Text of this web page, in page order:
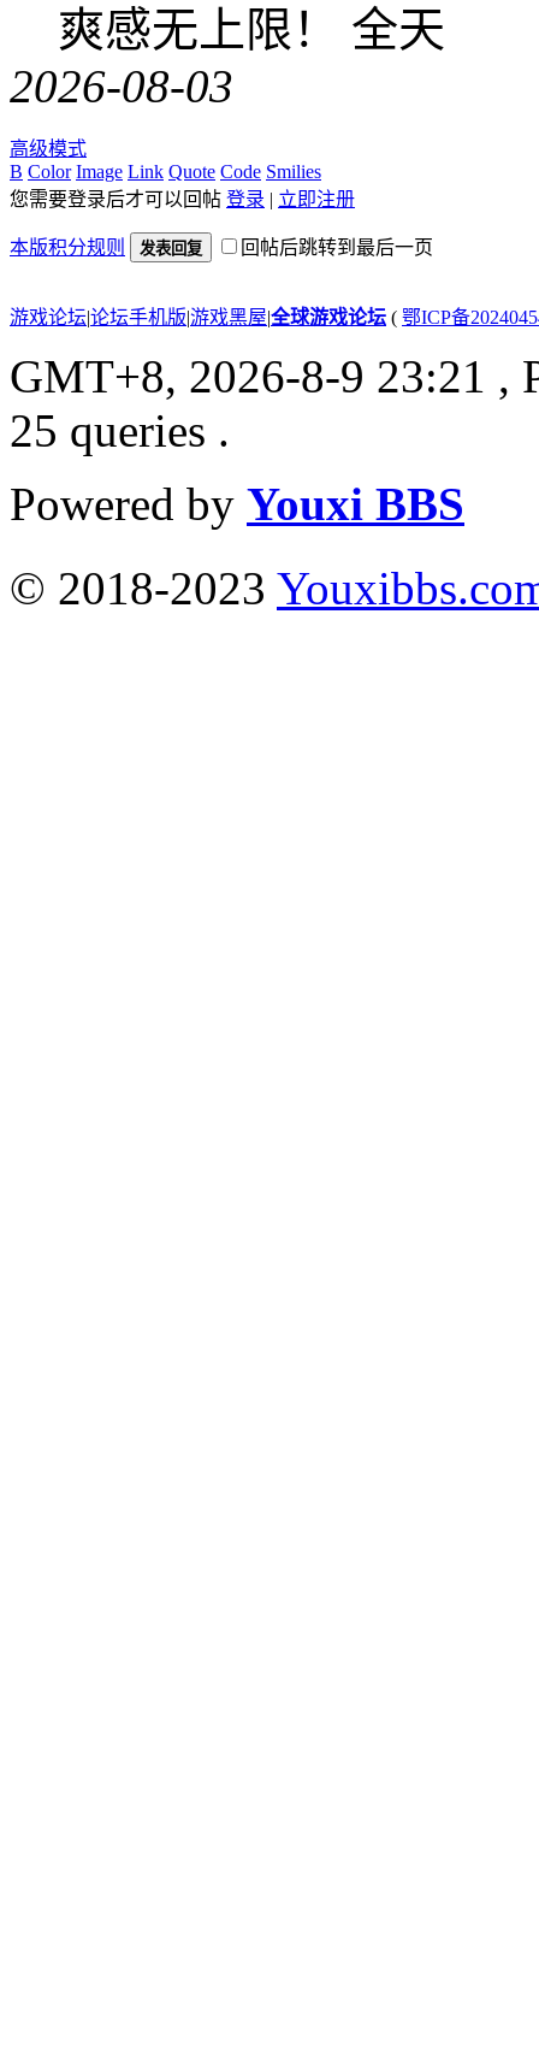
爽感无上限！ 全天
2026-08-03
高级模式
B Color Image Link Quote Code Smilies
您需要登录后才可以回帖 登录 | 立即注册
本版积分规则 发表回复 回帖后跳转到最后一页
游戏论坛|论坛手机版|游戏黑屋|全球游戏论坛 ( 鄂ICP备
GMT+8, 2026-8-9 23:21 ,
25 queries .
Powered by Youxi BBS
© 2018-2023